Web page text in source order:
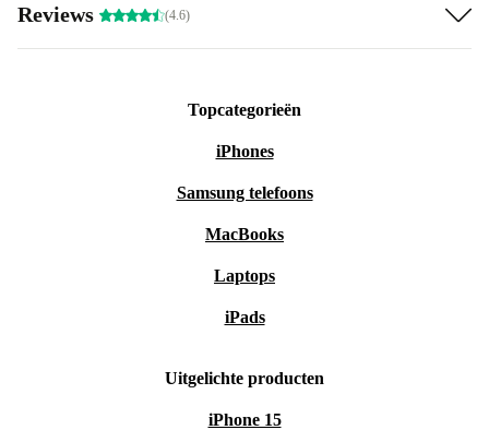
Reviews (4.6)
Topcategorieën
iPhones
Samsung telefoons
MacBooks
Laptops
iPads
Uitgelichte producten
iPhone 15